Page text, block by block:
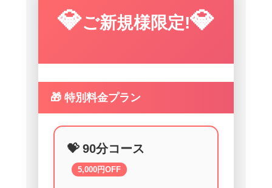
💎ご新規様限定!💎
🎁 特別料金プラン
💝 90分コース
5,000円OFF